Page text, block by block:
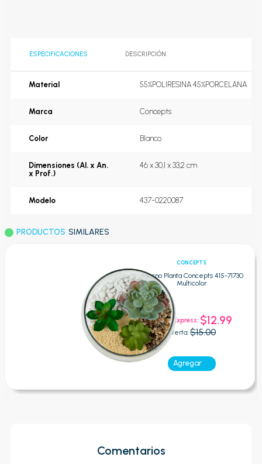
ESPECIFICACIONES DESCRIPCIÓN
Material 55%POLIRESINA 45%PORCELANA
Marca Concepts
Color Blanco
Dimensiones (Al. x An.
x Prof.)
46 x 30,1 x 33,2 cm
Modelo 437-0220087
PRODUCTOS SIMILARES
CONCEPTS
Adorno Planta Concepts 415-71730
Multicolor
Oferta:$15.00
Oferta Express: $12.99
Agregar
Comentarios